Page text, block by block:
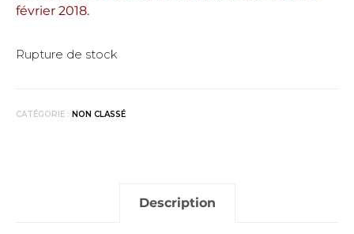
février 2018.
Rupture de stock
CATÉGORIE : NON CLASSÉ
Description